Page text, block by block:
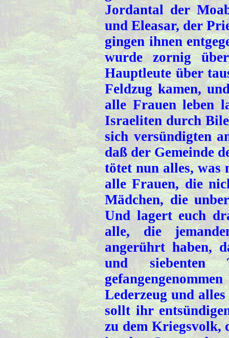
Jordantal der
und Eleasar, der
gingen ihnen
wurde zornig
Hauptleute über
Feldzug kamen,
alle Frauen leben
Israeliten durch
sich versündigten
daß der Gemeinde
tötet nun alles,
alle Frauen, die
Mädchen, die
Und lagert euch
alle, die
angerührt haben,
und
Lederzeug und
sollt ihr
zu dem Kriegsvolk,